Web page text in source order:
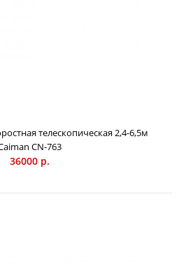
телескопическая 2,4-6,5м
СN-763
36000 р.